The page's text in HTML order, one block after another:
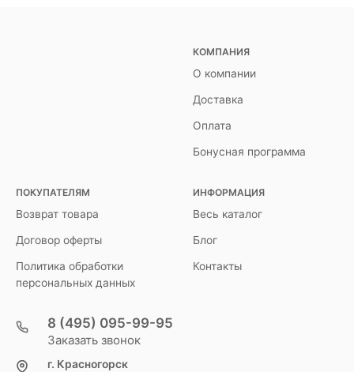
КОМПАНИЯ
О компании
Доставка
Оплата
Бонусная программа
ПОКУПАТЕЛЯМ
Возврат товара
Договор оферты
Политика обработки
персональных данных
ИНФОРМАЦИЯ
Весь каталог
Блог
Контакты
8 (495) 095-99-95
Заказать звонок
г. Красногорск